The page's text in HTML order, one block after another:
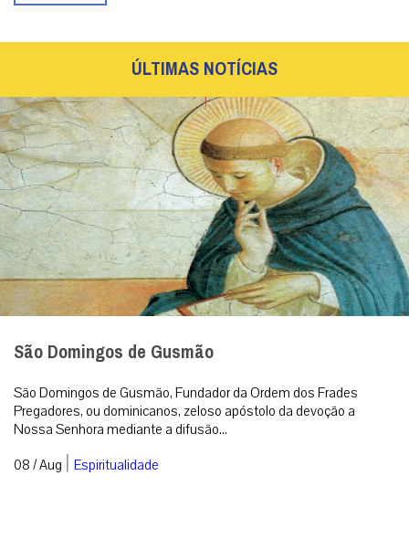
ÚLTIMAS NOTÍCIAS
São Domingos de Gusmão
São Domingos de Gusmão, Fundador da Ordem dos Frades
Pregadores, ou dominicanos, zeloso apóstolo da devoção a
Nossa Senhora mediante a difusão...
08 / Aug | Espiritualidade